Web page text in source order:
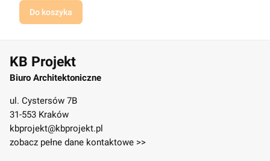
Do koszyka
KB Projekt
Biuro Architektoniczne
ul. Cystersów 7B
31-553 Kraków
kbprojekt@kbprojekt.pl
zobacz pełne dane kontaktowe >>